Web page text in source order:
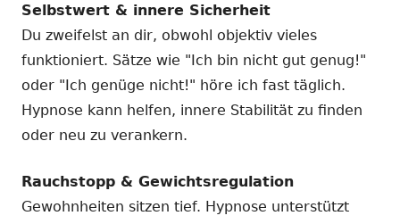
Selbstwert & innere Sicherheit
Du zweifelst an dir, obwohl objektiv vieles
funktioniert. Sätze wie "Ich bin nicht gut genug!"
oder "Ich genüge nicht!" höre ich fast täglich.
Hypnose kann helfen, innere Stabilität zu finden
oder neu zu verankern.
Rauchstopp & Gewichtsregulation
Gewohnheiten sitzen tief. Hypnose unterstützt